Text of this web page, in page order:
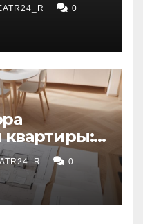
0
квартиры:
0